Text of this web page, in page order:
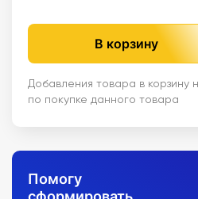
В корзину
Добавления товара в корзину
по покупке данного товара
Помогу